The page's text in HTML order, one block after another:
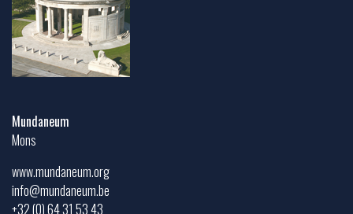
Mundaneum
Mons
www.mundaneum.org
info@mundaneum.be
+32 (0) 64 31 53 43